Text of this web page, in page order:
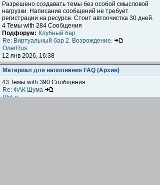
Разрешено создавать темы без особой смысловой
нагрузки. Написание сообщений не требует
регистрации на ресурсе. Стоит автоочистка 30 дней.
4 Темы with 284 Сообщения
Подфорум: Клубный бар
Re: Виртуальный бар 2. Возрождение.
ОлегRus
12 янв 2026, 16:38
Материал для наполнения FAQ (Архив)
43 Темы with 390 Сообщения
Re: ФАК Шума
ШуБр